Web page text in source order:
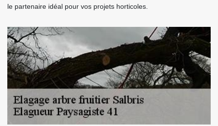
le partenaire idéal pour vos projets horticoles.